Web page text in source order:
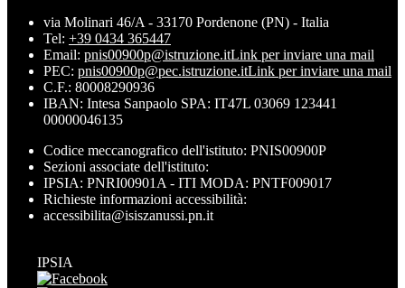
via Molinari 46/A - 33170 Pordenone (PN) - Italia
Tel: +39 0434 365447
Email: pnis00900p@istruzione.itLink per inviare una mail
PEC: pnis00900p@pec.istruzione.itLink per inviare una mail
C.F.: 80008290936
IBAN: Intesa Sanpaolo SPA: IT47L 03069 123441
00000046135
Codice meccanografico dell'istituto: PNIS00900P
Sezioni associate dell'istituto:
IPSIA: PNRI00901A - ITI MODA: PNTF009017
Richieste informazioni accessibilità:
accessibilita@isiszanussi.pn.it
IPSIA